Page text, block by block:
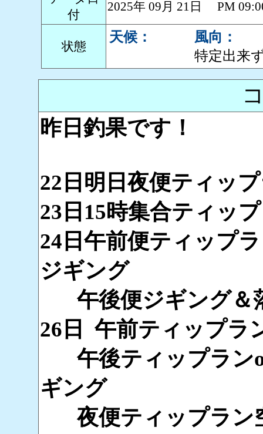
付
2025年 09月 21日 PM
状態
天候：
風向：
特定出来
昨日釣果です！
22日明日夜便ティッ
23日15時集合ティッ
24日午前便ティップ
ジギング
午後便ジギング＆
26日 午前ティップラ
午後ティップラン
ギング
夜便ティップラン